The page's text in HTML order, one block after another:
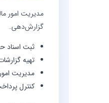
مدیریت امور
گزارش‌دهی.
ثبت اسناد
تهیه
مدیریت
کنترل